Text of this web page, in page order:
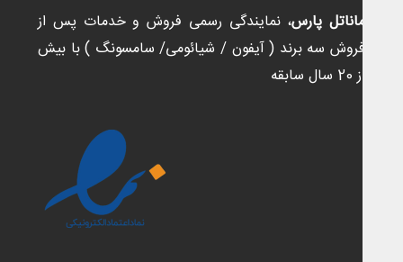
پارس، نمایندگی رسمی فروش و خدمات پس از
سه برند ( آیفون / شیائومی/ سامسونگ ) با بیش